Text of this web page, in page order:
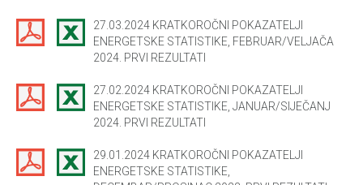
27.03.2024 KRATKOROČNI POKAZATELJI
ENERGETSKE STATISTIKE, FEBRUAR/VELJAČA
2024. PRVI REZULTATI
27.02.2024 KRATKOROČNI POKAZATELJI
ENERGETSKE STATISTIKE, JANUAR/SIJEČANJ
2024. PRVI REZULTATI
29.01.2024 KRATKOROČNI POKAZATELJI
ENERGETSKE STATISTIKE,